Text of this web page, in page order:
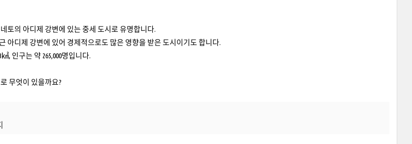
토의 아디제 강변에 있는 중세 도시로 유명합니다.
아디제 강변에 있어 경제적으로도 많은 영향을 받은 도시이기도 합니다.
, 인구는 약 265,000명입니다.
무엇이 있을까요?